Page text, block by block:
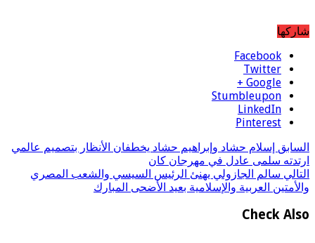
شاركها
Facebook
Twitter
Google +
Stumbleupon
LinkedIn
Pinterest
السابق إسلام حشاد وإبراهيم حشاد يخطفان الأنظار بتصميم عالمي
ارتدته سلمى عادل في مهرجان كان
التالي سالم الجازولي يهنئ الرئيس السيسي والشعب المصري
والأمتين العربية والإسلامية بعيد الأضحى المبارك
Check Also